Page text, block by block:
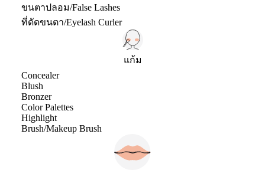
ขนตาปลอม/False Lashes
ที่ดัดขนตา/Eyelash Curler
แก้ม
Concealer
Blush
Bronzer
Color Palettes
Highlight
Brush/Makeup Brush